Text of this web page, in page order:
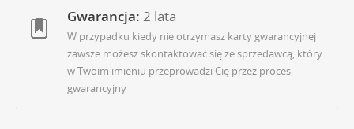
Gwarancja: 2 lata
W przypadku kiedy nie otrzymasz karty gwarancyjnej
zawsze możesz skontaktować się ze sprzedawcą, który
w Twoim imieniu przeprowadzi Cię przez proces
gwarancyjny